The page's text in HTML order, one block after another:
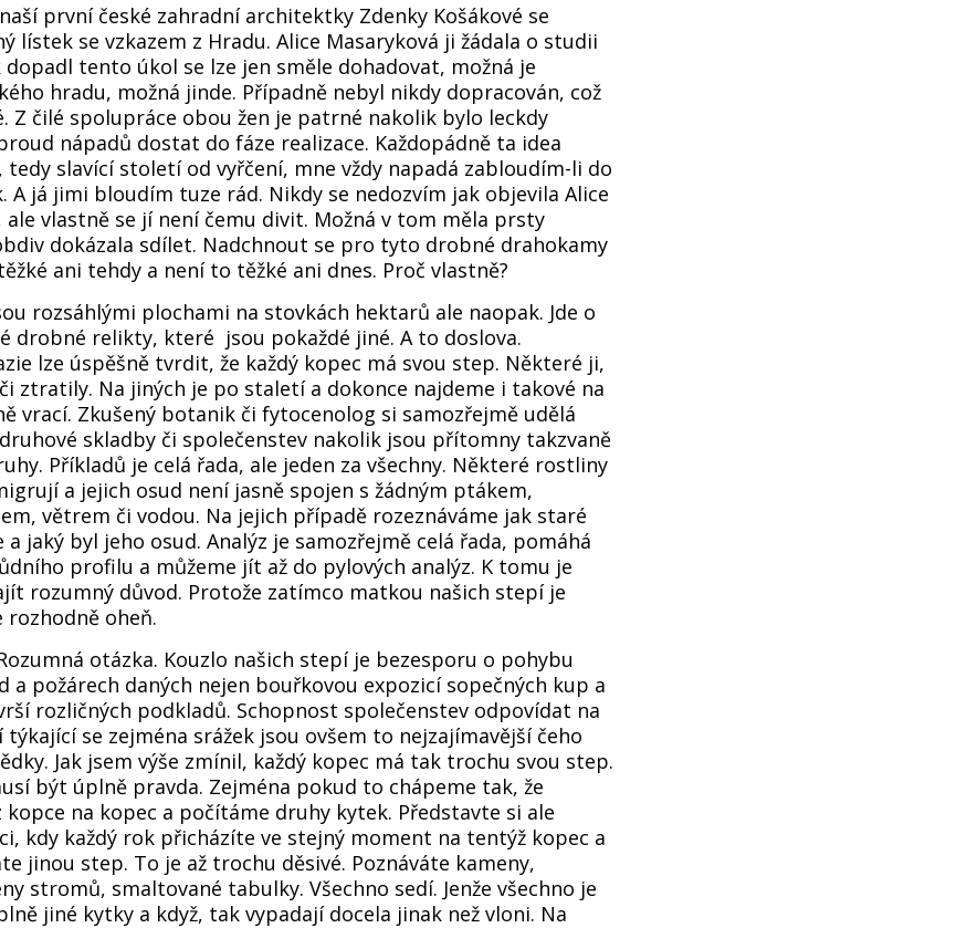
první české zahradní architektky Zdenky Košákové se
lístek se vzkazem z Hradu. Alice Masaryková ji žádala o studii
dopadl tento úkol se lze jen směle dohadovat, možná je
hradu, možná jinde. Případně nebyl nikdy dopracován, což
Z čilé spolupráce obou žen je patrné nakolik bylo leckdy
nápadů dostat do fáze realizace. Každopádně ta idea
tedy slavící století od vyřčení, mne vždy napadá zabloudím-li do
A já jimi bloudím tuze rád. Nikdy se nedozvím jak objevila Alice
ale vlastně se jí není čemu divit. Možná v tom měla prsty
dokázala sdílet. Nadchnout se pro tyto drobné drahokamy
ani tehdy a není to těžké ani dnes. Proč vlastně?
rozsáhlými plochami na stovkách hektarů ale naopak. Jde o
drobné relikty, které jsou pokaždé jiné. A to doslova.
lze úspěšně tvrdit, že každý kopec má svou step. Některé ji,
ztratily. Na jiných je po staletí a dokonce najdeme i takové na
vrací. Zkušený botanik či fytocenolog si samozřejmě udělá
skladby či společenstev nakolik jsou přítomny takzvaně
Příkladů je celá řada, ale jeden za všechny. Některé rostliny
a jejich osud není jasně spojen s žádným ptákem,
větrem či vodou. Na jejich případě rozeznáváme jak staré
a jaký byl jeho osud. Analýz je samozřejmě celá řada, pomáhá
profilu a můžeme jít až do pylových analýz. K tomu je
rozumný důvod. Protože zatímco matkou našich stepí je
rozhodně oheň.
otázka. Kouzlo našich stepí je bezesporu o pohybu
a požárech daných nejen bouřkovou expozicí sopečných kup a
rozličných podkladů. Schopnost společenstev odpovídat na
týkající se zejména srážek jsou ovšem to nejzajímavější čeho
Jak jsem výše zmínil, každý kopec má tak trochu svou step.
být úplně pravda. Zejména pokud to chápeme tak, že
kopce na kopec a počítáme druhy kytek. Představte si ale
kdy každý rok přicházíte ve stejný moment na tentýž kopec a
jinou step. To je až trochu děsivé. Poznáváte kameny,
stromů, smaltované tabulky. Všechno sedí. Jenže všechno je
jiné kytky a když, tak vypadají docela jinak než vloni. Na